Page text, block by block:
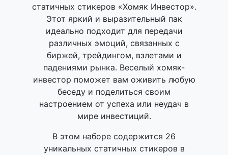
статичных стикеров «Хомяк Инвестор».
Этот яркий и выразительный пак
идеально подходит для передачи
различных эмоций, связанных с
биржей, трейдингом, взлетами и
падениями рынка. Веселый хомяк-
инвестор поможет вам оживить любую
беседу и поделиться своим
настроением от успеха или неудач в
мире инвестиций.
В этом наборе содержится 26
уникальных статичных стикеров в